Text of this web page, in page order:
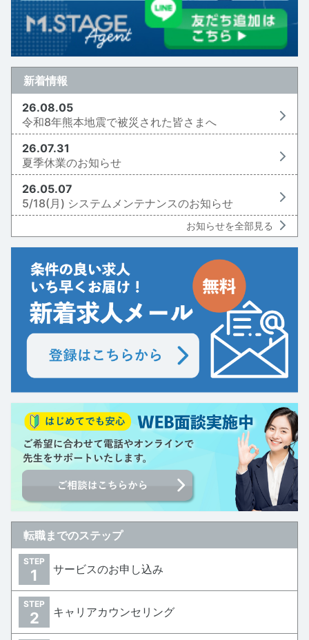
新着情報
26.08.05
令和8年熊本地震で被災された皆さまへ
26.07.31
夏季休業のお知らせ
26.05.07
5/18(月) システムメンテナンスのお知らせ
お知らせを全部見る
転職までのステップ
STEP
1 サービスのお申し込み
STEP
2 キャリアカウンセリング